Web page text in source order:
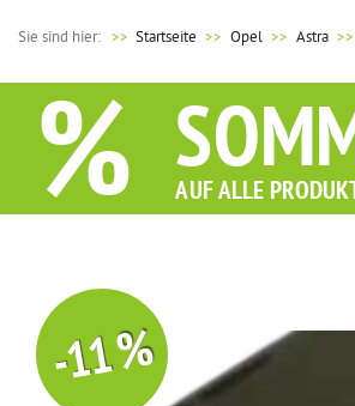
Sie sind hier: >> Startseite Opel Astra
% AUF ALLE
-11 %